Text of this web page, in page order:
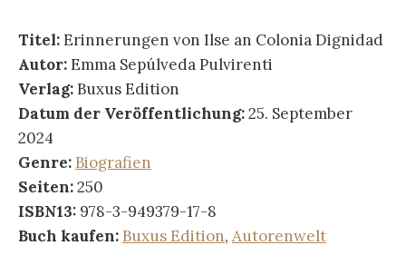
Titel:Erinnerungen von Ilse an Colonia Dignidad
Autor:Emma Sepúlveda Pulvirenti
Verlag:Buxus Edition
Datum der Veröffentlichung:25. September
2024
Genre: Biografien
Seiten:250
ISBN13: 978-3-949379-17-8
Buch kaufen: Buxus Edition, Autorenwelt